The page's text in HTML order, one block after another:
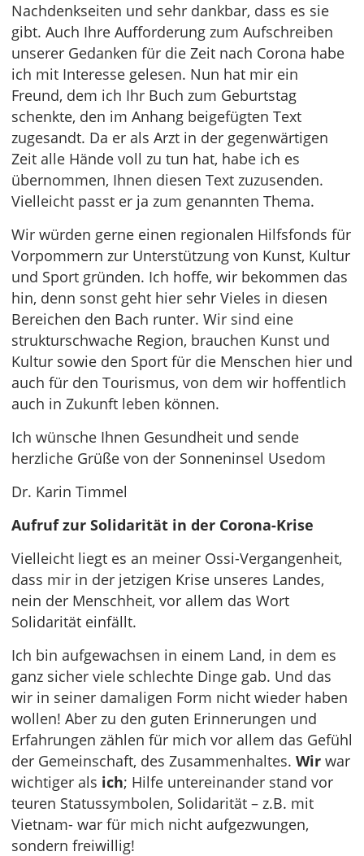
Nachdenkseiten und sehr dankbar, dass es sie
gibt. Auch Ihre Aufforderung zum Aufschreiben
unserer Gedanken für die Zeit nach Corona habe
ich mit Interesse gelesen. Nun hat mir ein
Freund, dem ich Ihr Buch zum Geburtstag
schenkte, den im Anhang beigefügten Text
zugesandt. Da er als Arzt in der gegenwärtigen
Zeit alle Hände voll zu tun hat, habe ich es
übernommen, Ihnen diesen Text zuzusenden.
Vielleicht passt er ja zum genannten Thema.
Wir würden gerne einen regionalen Hilfsfonds für
Vorpommern zur Unterstützung von Kunst, Kultur
und Sport gründen. Ich hoffe, wir bekommen das
hin, denn sonst geht hier sehr Vieles in diesen
Bereichen den Bach runter. Wir sind eine
strukturschwache Region, brauchen Kunst und
Kultur sowie den Sport für die Menschen hier und
auch für den Tourismus, von dem wir hoffentlich
auch in Zukunft leben können.
Ich wünsche Ihnen Gesundheit und sende
herzliche Grüße von der Sonneninsel Usedom
Dr. Karin Timmel
Aufruf zur Solidarität in der Corona-Krise
Vielleicht liegt es an meiner Ossi-Vergangenheit,
dass mir in der jetzigen Krise unseres Landes,
nein der Menschheit, vor allem das Wort
Solidarität einfällt.
Ich bin aufgewachsen in einem Land, in dem es
ganz sicher viele schlechte Dinge gab. Und das
wir in seiner damaligen Form nicht wieder haben
wollen! Aber zu den guten Erinnerungen und
Erfahrungen zählen für mich vor allem das Gefühl
der Gemeinschaft, des Zusammenhaltes. Wir war
wichtiger als ich; Hilfe untereinander stand vor
teuren Statussymbolen, Solidarität – z.B. mit
Vietnam- war für mich nicht aufgezwungen,
sondern freiwillig!